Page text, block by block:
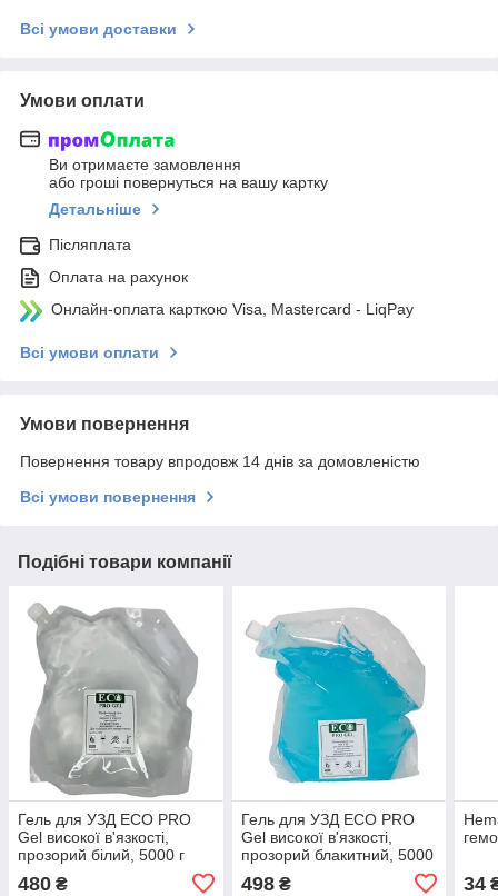
Всі умови доставки
Умови оплати
Ви отримаєте замовлення
або гроші повернуться на вашу картку
Детальніше
Післяплата
Оплата на рахунок
Онлайн-оплата карткою Visa, Mastercard - LiqPay
Всі умови оплати
Умови повернення
Повернення товару впродовж 14 днів за домовленістю
Всі умови повернення
Подібні товари компанії
Гель для УЗД ECO PRO
Gel високої в'язкості,
прозорий білий, 5000 г
480 ₴
Гель для УЗД ECO PRO
Gel високої в'язкості,
прозорий блакитний, 5000
498₴ 34